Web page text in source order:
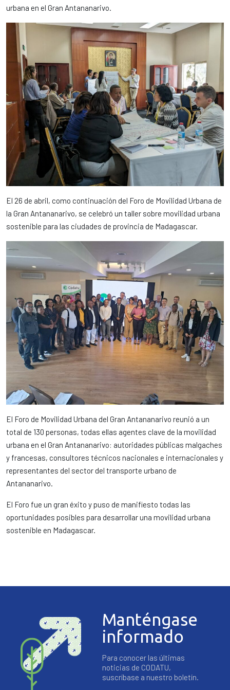
urbana en el Gran Antananarivo.
El 26 de abril, como continuación del Foro de Movilidad Urbana de
la Gran Antananarivo, se celebró un taller sobre movilidad urbana
sostenible para las ciudades de provincia de Madagascar.
El Foro de Movilidad Urbana del Gran Antananarivo reunió a un
total de 130 personas, todas ellas agentes clave de la movilidad
urbana en el Gran Antananarivo: autoridades públicas malgaches
y francesas, consultores técnicos nacionales e internacionales y
representantes del sector del transporte urbano de
Antananarivo.
El Foro fue un gran éxito y puso de manifiesto todas las
oportunidades posibles para desarrollar una movilidad urbana
sostenible en Madagascar.
Manténgase
informado
Para conocer las últimas
noticias de CODATU,
suscríbase a nuestro boletín.